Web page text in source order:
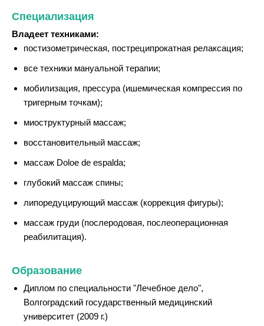
Специализация
Владеет техниками:
постизометрическая, постреципрокатная релаксация;
все техники мануальной терапии;
мобилизация, прессура (ишемическая компрессия по
тригерным точкам);
миоструктурный массаж;
восстановительный массаж;
массаж Doloe de espalda;
глубокий массаж спины;
липоредуцирующий массаж (коррекция фигуры);
массаж груди (послеродовая, послеоперационная
реабилитация).
Образование
Диплом по специальности "Лечебное дело",
Волгоградский государственный медицинский
университет (2009 г.)